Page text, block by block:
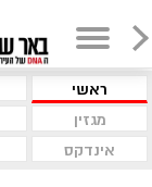
ראשי
מגזין
אינדקס